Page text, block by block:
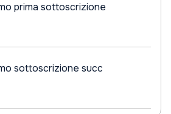
prima sottoscrizione
sottoscrizione succ